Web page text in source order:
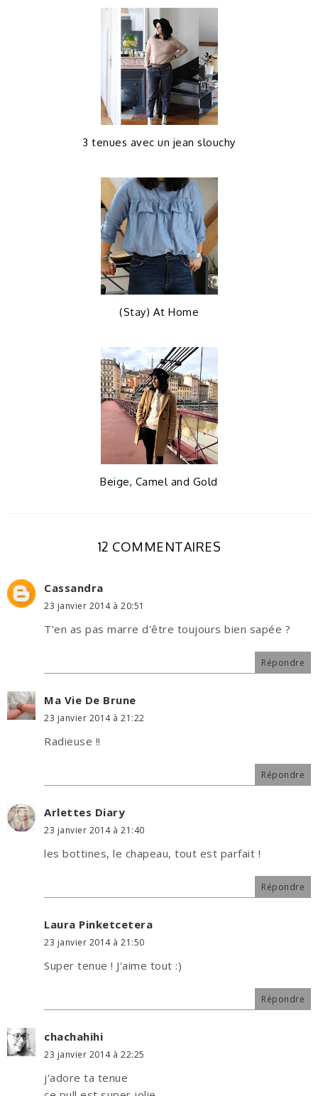
3 tenues avec un jean slouchy
(Stay) At Home
Beige, Camel and Gold
12 COMMENTAIRES
Cassandra
23 janvier 2014 à 20:51
T'en as pas marre d'être toujours bien sapée ?
Répondre
Ma Vie De Brune
23 janvier 2014 à 21:22
Radieuse !!
Répondre
Arlettes Diary
23 janvier 2014 à 21:40
les bottines, le chapeau, tout est parfait !
Répondre
Laura Pinketcetera
23 janvier 2014 à 21:50
Super tenue ! J'aime tout :)
Répondre
chachahihi
23 janvier 2014 à 22:25
j'adore ta tenue